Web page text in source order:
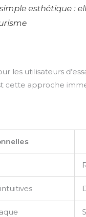
esthétique :
les utilisateurs
cette approche